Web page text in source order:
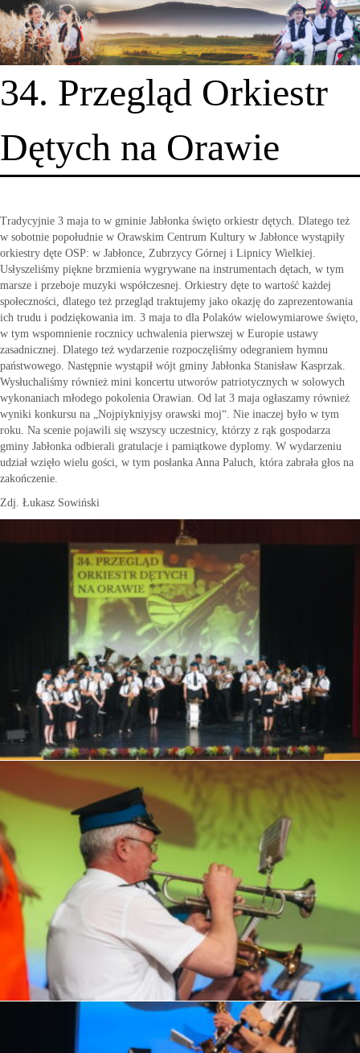
34. Przegląd Orkiestr
Dętych na Orawie
Tradycyjnie 3 maja to w gminie Jabłonka święto orkiestr dętych. Dlatego też
w sobotnie popołudnie w Orawskim Centrum Kultury w Jabłonce wystąpiły
orkiestry dęte OSP: w Jabłonce, Zubrzycy Górnej i Lipnicy Wielkiej.
Usłyszeliśmy piękne brzmienia wygrywane na instrumentach dętach, w tym
marsze i przeboje muzyki współczesnej. Orkiestry dęte to wartość każdej
społeczności, dlatego też przegląd traktujemy jako okazję do zaprezentowania
ich trudu i podziękowania im. 3 maja to dla Polaków wielowymiarowe święto,
w tym wspomnienie rocznicy uchwalenia pierwszej w Europie ustawy
zasadnicznej. Dlatego też wydarzenie rozpoczęliśmy odegraniem hymnu
państwowego. Następnie wystąpił wójt gminy Jabłonka Stanisław Kasprzak.
Wysłuchaliśmy również mini koncertu utworów patriotycznych w solowych
wykonaniach młodego pokolenia Orawian. Od lat 3 maja ogłaszamy również
wyniki konkursu na „Nojpiykniyjsy orawski moj“. Nie inaczej było w tym
roku. Na scenie pojawili się wszyscy uczestnicy, którzy z rąk gospodarza
gminy Jabłonka odbierali gratulacje i pamiątkowe dyplomy. W wydarzeniu
udział wzięło wielu gości, w tym posłanka Anna Paluch, która zabrała głos na
zakończenie.
Zdj. Łukasz Sowiński